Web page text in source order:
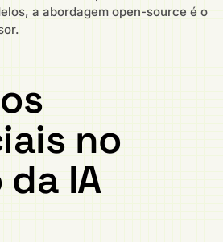
a abordagem open-source é o
no
IA